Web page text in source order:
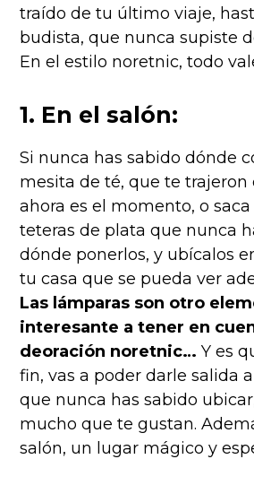
traído de tu último viaje,
budista, que nunca supiste
En el estilo noretnic, todo
1. En el salón:
Si nunca has sabido dónde
mesita de té, que te trajeron
ahora es el momento, o
teteras de plata que nunca
dónde ponerlos, y ubícalos
tu casa que se pueda ver
Las lámparas son otro
interesante a tener en
deoración noretnic… Y es
fin, vas a poder darle salida
que nunca has sabido
mucho que te gustan.
salón, un lugar mágico y